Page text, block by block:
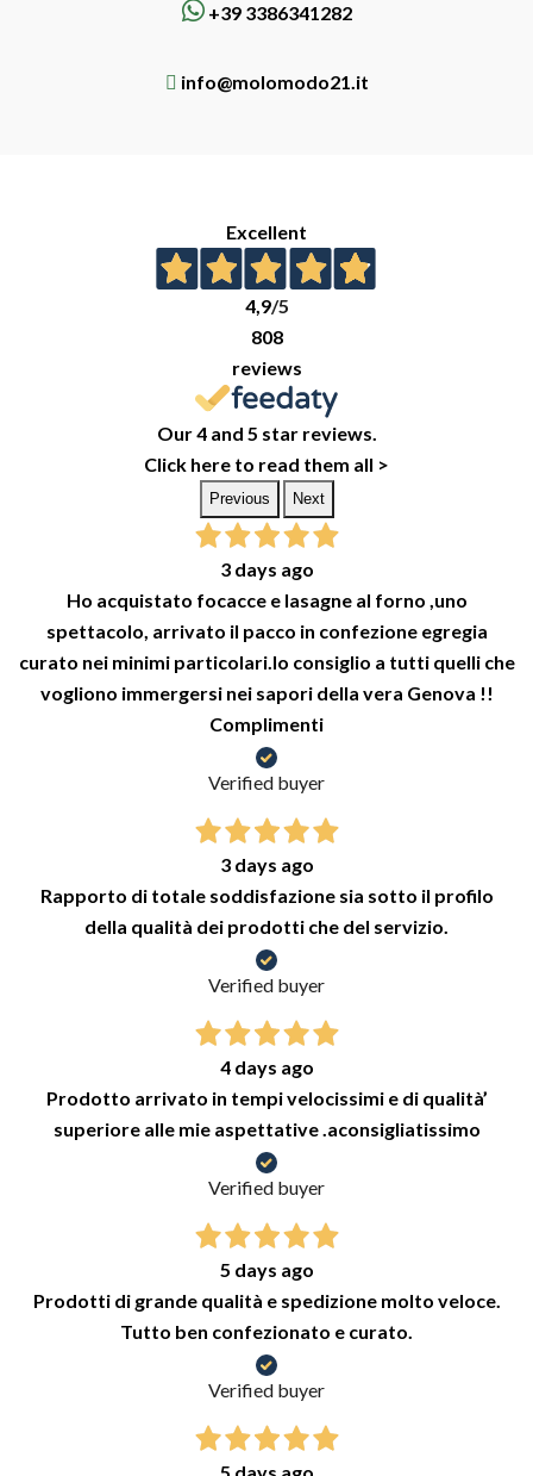
+39 3386341282
info@molomodo21.it
Excellent
4,9/5
808
reviews
Our 4 and 5 star reviews.
Click here to read them all >
Previous Next
3 days ago
Ho acquistato focacce e lasagne al forno ,uno
spettacolo, arrivato il pacco in confezione egregia
curato nei minimi particolari.lo consiglio a tutti quelli che
vogliono immergersi nei sapori della vera Genova !!
Complimenti
Verified buyer
3 days ago
Rapporto di totale soddisfazione sia sotto il profilo
della qualità dei prodotti che del servizio.
Verified buyer
4 days ago
Prodotto arrivato in tempi velocissimi e di qualità’
superiore alle mie aspettative .aconsigliatissimo
Verified buyer
5 days ago
Prodotti di grande qualità e spedizione molto veloce.
Tutto ben confezionato e curato.
Verified buyer